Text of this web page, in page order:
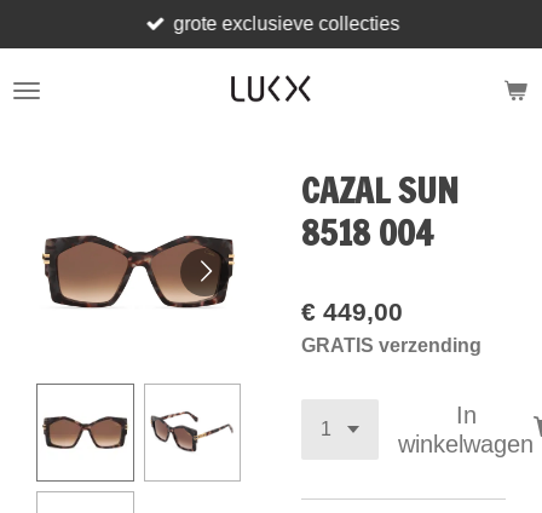
direct
naar
grote exclusieve collecties
CAZAL SUN
8518 004
€ 449,00
GRATIS verzending
In
winkelwagen